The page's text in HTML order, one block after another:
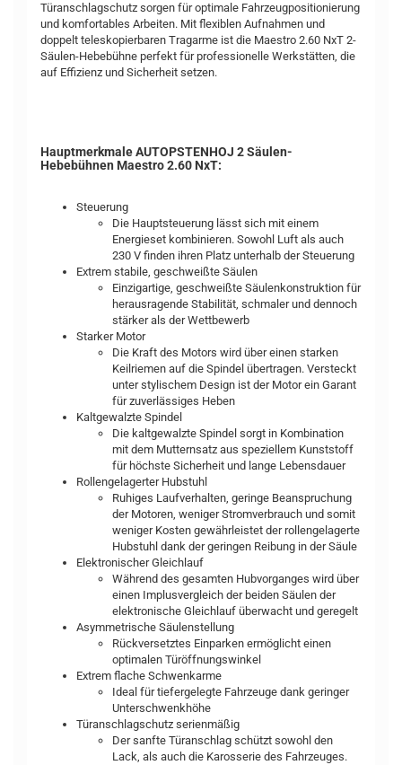
Türanschlagschutz sorgen für optimale Fahrzeugpositionierung
und komfortables Arbeiten. Mit flexiblen Aufnahmen und
doppelt teleskopierbaren Tragarme ist die Maestro 2.60 NxT 2-
Säulen-Hebebühne perfekt für professionelle Werkstätten, die
auf Effizienz und Sicherheit setzen.
Hauptmerkmale AUTOPSTENHOJ 2 Säulen-
Hebebühnen Maestro 2.60 NxT:
Steuerung
Die Hauptsteuerung lässt sich mit einem
Energieset kombinieren. Sowohl Luft als auch
230 V finden ihren Platz unterhalb der Steuerung
Extrem stabile, geschweißte Säulen
Einzigartige, geschweißte Säulenkonstruktion für
herausragende Stabilität, schmaler und dennoch
stärker als der Wettbewerb
Starker Motor
Die Kraft des Motors wird über einen starken
Keilriemen auf die Spindel übertragen. Versteckt
unter stylischem Design ist der Motor ein Garant
für zuverlässiges Heben
Kaltgewalzte Spindel
Die kaltgewalzte Spindel sorgt in Kombination
mit dem Mutternsatz aus speziellem Kunststoff
für höchste Sicherheit und lange Lebensdauer
Rollengelagerter Hubstuhl
Ruhiges Laufverhalten, geringe Beanspruchung
der Motoren, weniger Stromverbrauch und somit
weniger Kosten gewährleistet der rollengelagerte
Hubstuhl dank der geringen Reibung in der Säule
Elektronischer Gleichlauf
Während des gesamten Hubvorganges wird über
einen Implusvergleich der beiden Säulen der
elektronische Gleichlauf überwacht und geregelt
Asymmetrische Säulenstellung
Rückversetztes Einparken ermöglicht einen
optimalen Türöffnungswinkel
Extrem flache Schwenkarme
Ideal für tiefergelegte Fahrzeuge dank geringer
Unterschwenkhöhe
Türanschlagschutz serienmäßig
Der sanfte Türanschlag schützt sowohl den
Lack, als auch die Karosserie des Fahrzeuges.